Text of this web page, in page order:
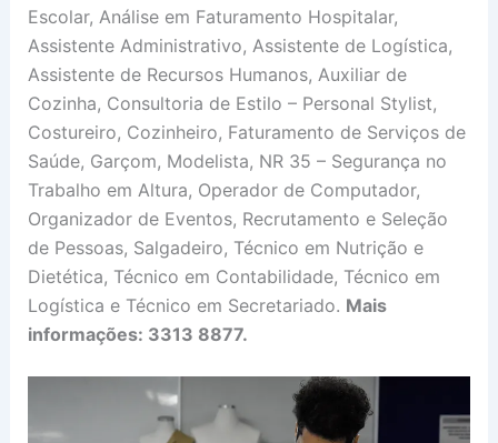
Escolar, Análise em Faturamento Hospitalar,
Assistente Administrativo, Assistente de Logística,
Assistente de Recursos Humanos, Auxiliar de
Cozinha, Consultoria de Estilo – Personal Stylist,
Costureiro, Cozinheiro, Faturamento de Serviços de
Saúde, Garçom, Modelista, NR 35 – Segurança no
Trabalho em Altura, Operador de Computador,
Organizador de Eventos, Recrutamento e Seleção
de Pessoas, Salgadeiro, Técnico em Nutrição e
Dietética, Técnico em Contabilidade, Técnico em
Logística e Técnico em Secretariado. Mais
informações: 3313 8877.